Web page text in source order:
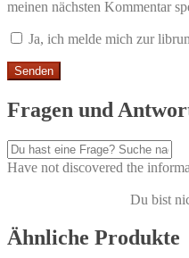
meinen nächsten Kommentar
Ja, ich melde mich zur
Fragen und
Have not discovered the
Du bist
Ähnliche Produkte